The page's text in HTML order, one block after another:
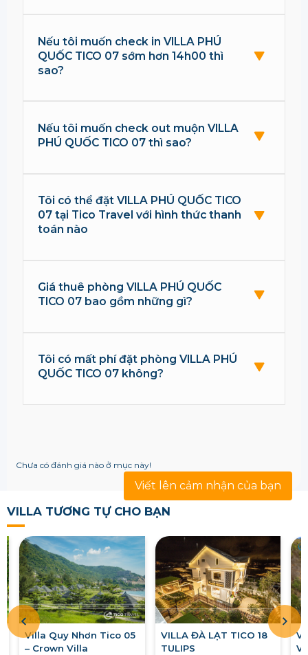
Nếu tôi muốn check in VILLA PHÚ
QUỐC TICO 07 sớm hơn 14h00 thì
sao?
Nếu tôi muốn check out muộn VILLA
PHÚ QUỐC TICO 07 thì sao?
Tôi có thể đặt VILLA PHÚ QUỐC TICO
07 tại Tico Travel với hình thức thanh
toán nào
Giá thuê phòng VILLA PHÚ QUỐC
TICO 07 bao gồm những gì?
Tôi có mất phí đặt phòng VILLA PHÚ
QUỐC TICO 07 không?
Viết lên cảm nhận của bạn
Chưa có đánh giá nào ở mục này!
VILLA TƯƠNG TỰ CHO BẠN
Villa Quy Nhơn Tico 05
– Crown Villa
VILLA ĐÀ LẠT TICO 18
TULIPS